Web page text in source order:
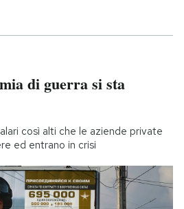
di guerra si sta
così alti che le aziende private
ed entrano in crisi